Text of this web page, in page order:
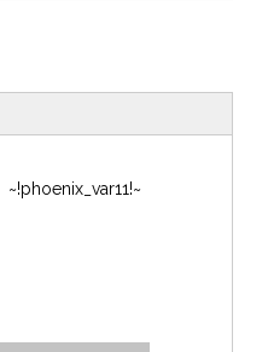
~!phoenix_var11!~